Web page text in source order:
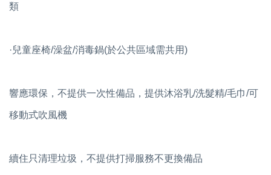
類
·兒童座椅/澡盆/消毒鍋(於公共區域需共用)
響應環保，不提供一次性備品，提供沐浴乳/洗髮精/毛巾/可
移動式吹風機
續住只清理垃圾，不提供打掃服務不更換備品